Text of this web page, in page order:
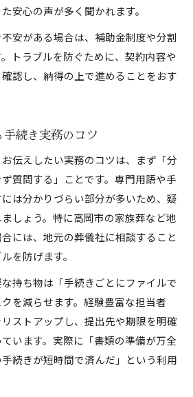
安心の声が多く聞かれます。
安がある場合は、補助金制度や分割
トラブルを防ぐために、契約内容や
認し、納得の上で進めることをおす
続き実務のコツ
伝えしたい実務のコツは、まず「分
質問する」ことです。専門用語や手
は分かりづらい部分が多いため、疑
しょう。特に高岡市の家族葬など地
には、地元の葬儀社に相談すること
を防げます。
持ち物は「手続きごとにファイルで
を減らせます。経験豊富な担当者
ストアップし、提出先や期限を明確
います。実際に「書類の準備が万全
続きが短時間で済んだ」という利用